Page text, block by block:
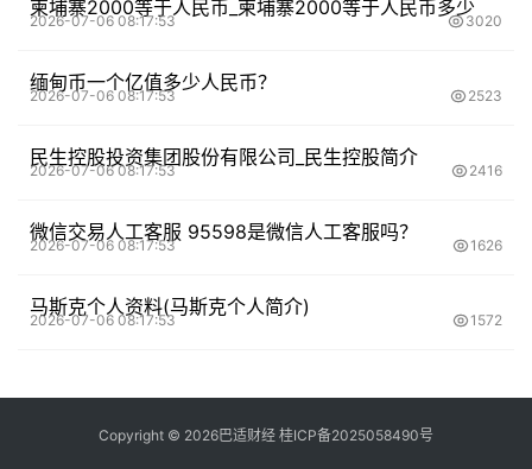
柬埔寨2000等于人民币_柬埔寨2000等于人民币多少
2026-07-06 08:17:53 3020
缅甸币一个亿值多少人民币？
2026-07-06 08:17:53 2523
民生控股投资集团股份有限公司_民生控股简介
2026-07-06 08:17:53 2416
微信交易人工客服 95598是微信人工客服吗？
2026-07-06 08:17:53 1626
马斯克个人资料(马斯克个人简介)
2026-07-06 08:17:53 1572
Copyright © 2026巴适财经 桂ICP备2025058490号